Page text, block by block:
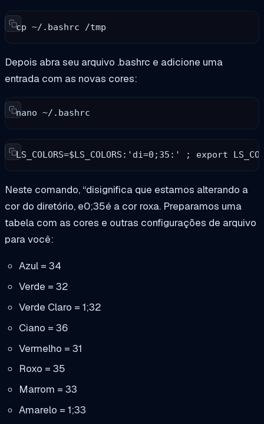
cp ~/.bashrc /tmp
Depois abra seu arquivo .bashrc e adicione uma
entrada com as novas cores:
nano ~/.bashrc
LS_COLORS=$LS_COLORS:'di=0;35:' ; export
Neste comando, “disignifica que estamos alterando a
cor do diretório, e0;35é a cor roxa. Preparamos uma
tabela com as cores e outras configurações de arquivo
para você:
Azul = 34
Verde = 32
Verde Claro = 1;32
Ciano = 36
Vermelho = 31
Roxo = 35
Marrom = 33
Amarelo = 1;33